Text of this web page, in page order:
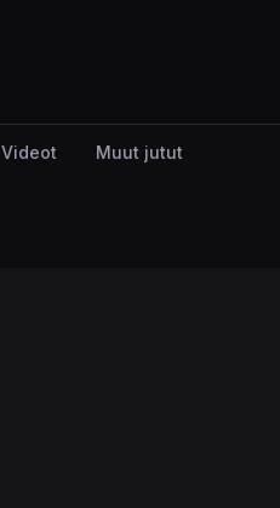
Videot Muut jutut